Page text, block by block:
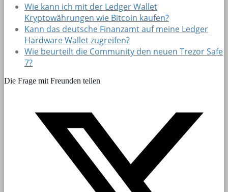
Wie kann ich mit der Ledger Wallet
Kryptowährungen wie Bitcoin kaufen?
Kann das deutsche Finanzamt auf meine Ledger
Hardware Wallet zugreifen?
Wie beurteilt die Community den neuen Trezor Safe
7?
Die Frage mit Freunden teilen